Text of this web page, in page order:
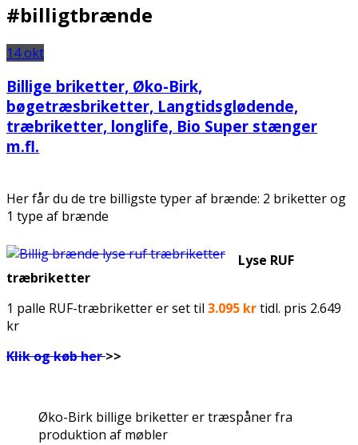
#billigtbrænde
14okt
Billige briketter, Øko-Birk,
bøgetræsbriketter, Langtidsglødende,
træbriketter, longlife, Bio Super stænger
m.fl.
Her får du de tre billigste typer af brænde: 2 briketter og
1 type af brænde
Lyse RUF
træbriketter
1 palle RUF-træbriketter er set til 3.095 krtidl. pris 2.649
kr
Klik og køb her>>
Øko-Birk billige briketter er træspåner fra
produktion af møbler